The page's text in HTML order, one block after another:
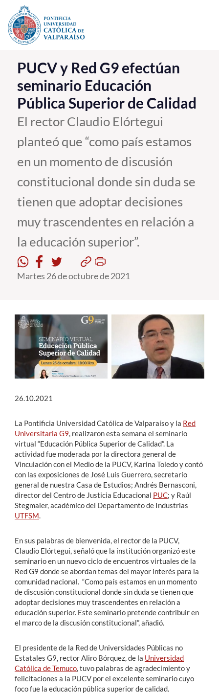
Click acá para ir directamente al contenido
La Universidad
Investigación, Creación e Innovación
PUCV Internacional
Vinculación con el Medio
Estudiantes
Académicos
Funcionarios
English
PUCV y Red G9 efectúan
seminario Educación
Pública Superior de Calidad
El rector Claudio Elórtegui
planteó que “como país estamos
en un momento de discusión
constitucional donde sin duda se
tienen que adoptar decisiones
muy trascendentes en relación a
la educación superior”.
Martes 26 de octubre de 2021
26.10.2021
La Pontificia Universidad Católica de Valparaíso y la Red
Universitaria G9, realizaron esta semana el seminario
virtual “Educación Pública Superior de Calidad”. La
actividad fue moderada por la directora general de
Vinculación con el Medio de la PUCV, Karina Toledo y contó
con las exposiciones de José Luis Guerrero, secretario
general de nuestra Casa de Estudios; Andrés Bernasconi,
director del Centro de Justicia Educacional PUC; y Raúl
Stegmaier, académico del Departamento de Industrias
UTFSM.
En sus palabras de bienvenida, el rector de la PUCV,
Claudio Elórtegui, señaló que la institución organizó este
seminario en un nuevo ciclo de encuentros virtuales de la
Red G9 donde se abordan temas del mayor interés para la
comunidad nacional. “Como país estamos en un momento
de discusión constitucional donde sin duda se tienen que
adoptar decisiones muy trascendentes en relación a
educación superior. Este seminario pretende contribuir en
el marco de la discusión constitucional”, añadió.
El presidente de la Red de Universidades Públicas no
Estatales G9, rector Aliro Bórquez, de la Universidad
Católica de Temuco, tuvo palabras de agradecimiento y
felicitaciones a la PUCV por el excelente seminario cuyo
foco fue la educación pública superior de calidad.